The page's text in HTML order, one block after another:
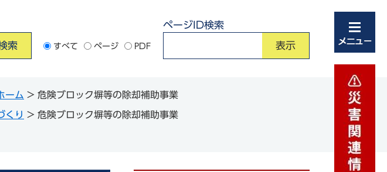
すべて ページ PDF
ページID検索
ーム > 危険ブロック塀等の除却補助事業
くり > 危険ブロック塀等の除却補助事業